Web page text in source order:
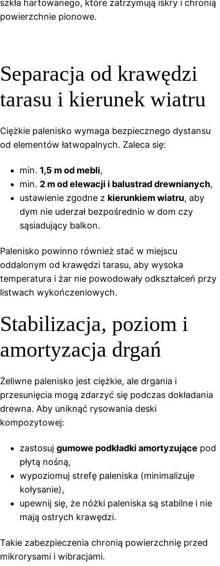
szkła hartowanego, które zatrzymują iskry i chronią
powierzchnie pionowe.
Separacja od krawędzi
tarasu i kierunek wiatru
Ciężkie palenisko wymaga bezpiecznego dystansu
od elementów łatwopalnych. Zaleca się:
min. 1,5 m od mebli,
min. 2 m od elewacji i balustrad drewnianych,
ustawienie zgodne z kierunkiem wiatru, aby
dym nie uderzał bezpośrednio w dom czy
sąsiadujący balkon.
Palenisko powinno również stać w miejscu
oddalonym od krawędzi tarasu, aby wysoka
temperatura i żar nie powodowały odkształceń przy
listwach wykończeniowych.
Stabilizacja, poziom i
amortyzacja drgań
Żeliwne palenisko jest ciężkie, ale drgania i
przesunięcia mogą zdarzyć się podczas dokładania
drewna. Aby uniknąć rysowania deski
kompozytowej:
zastosuj gumowe podkładki amortyzujące pod
płytą nośną,
wypoziomuj strefę paleniska (minimalizuje
kołysanie),
upewnij się, że nóżki paleniska są stabilne i nie
mają ostrych krawędzi.
Takie zabezpieczenia chronią powierzchnię przed
mikrorysami i wibracjami.